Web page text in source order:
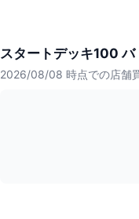
スタートデッキ100
2026/08/08 時点での店舗